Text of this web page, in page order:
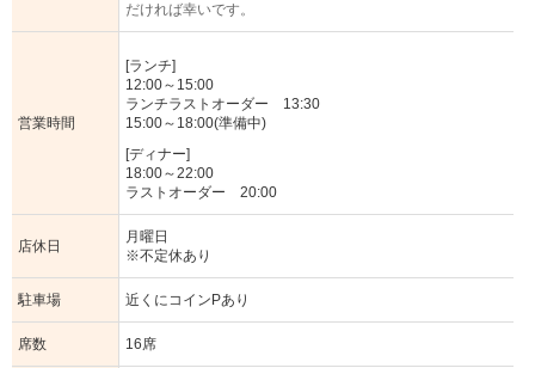
だければ幸いです。
営業時間
[ランチ]
12:00～15:00
ランチラストオーダー 13:30
15:00～18:00(準備中)
[ディナー]
18:00～22:00
ラストオーダー 20:00
店休日
月曜日
※不定休あり
駐車場 近くにコインPあり
席数 16席